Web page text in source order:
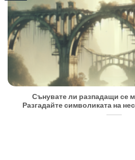
Сънувате ли разпадащи се
Разгадайте символиката на